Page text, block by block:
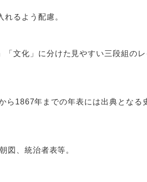
るよう配慮。
文化」に分けた見やすい三段組のレ
ら1867年までの年表には出典となる
図、統治者表等。